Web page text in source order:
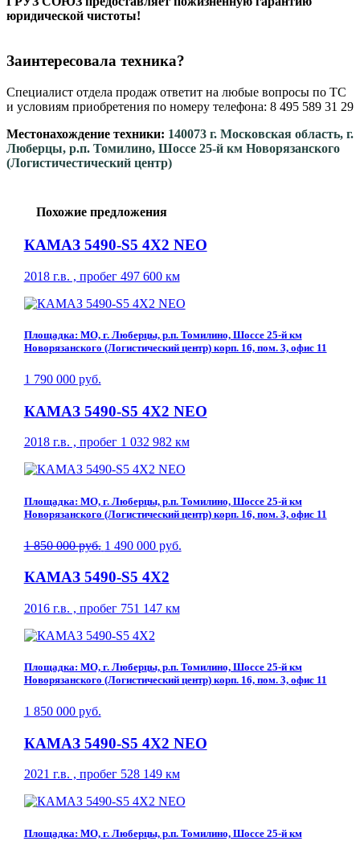
юридической чистоты!
Заинтересовала техника?
Специалист отдела продаж ответит на любые вопросы по ТС
и условиям приобретения по номеру телефона: 8 495 589 31 29
Местонахождение техники: 140073 г. Московская область, г.
Люберцы, р.п. Томилино, Шоссе 25-й км Новорязанского
(Логистичестический центр)
Похожие предложения
КАМАЗ 5490-S5 4Х2 NEO
2018 г.в. , пробег 497 600 км
Площадка: МО, г. Люберцы, р.п. Томилино, Шоссе 25-й км
Новорязанского (Логистический центр) корп. 16, пом. 3, офис 11
1 790 000 руб.
КАМАЗ 5490-S5 4Х2 NEO
2018 г.в. , пробег 1 032 982 км
Площадка: МО, г. Люберцы, р.п. Томилино, Шоссе 25-й км
Новорязанского (Логистический центр) корп. 16, пом. 3, офис 11
1 850 000 руб. 1 490 000 руб.
КАМАЗ 5490-S5 4Х2
2016 г.в. , пробег 751 147 км
Площадка: МО, г. Люберцы, р.п. Томилино, Шоссе 25-й км
Новорязанского (Логистический центр) корп. 16, пом. 3, офис 11
1 850 000 руб.
КАМАЗ 5490-S5 4Х2 NEO
2021 г.в. , пробег 528 149 км
Площадка: МО, г. Люберцы, р.п. Томилино, Шоссе 25-й км